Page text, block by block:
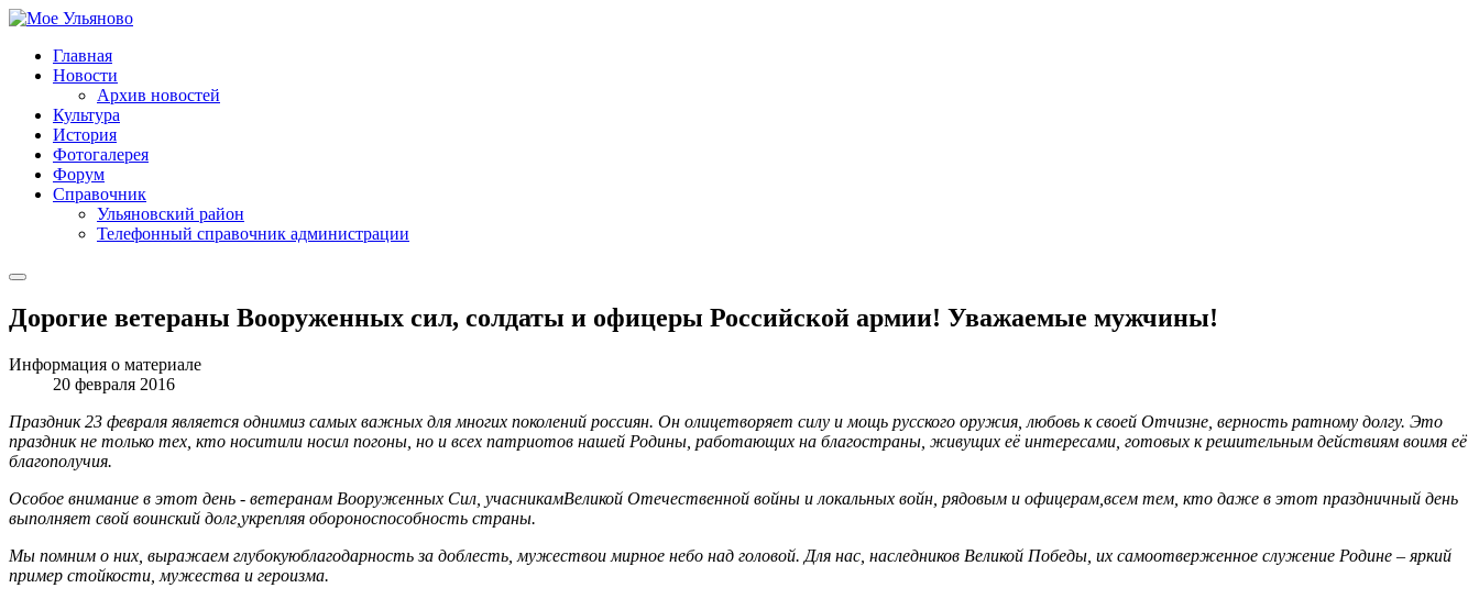
Главная
Новости
Архив новостей
Культура
История
Фотогалерея
Форум
Справочник
Ульяновский район
Телефонный справочник администрации
Дорогие ветераны Вооруженных сил, солдаты и офицеры Российской армии! Уважаемые мужчины!
Информация о материале
20 февраля 2016
Праздник 23 февраля является однимиз самых важных для многих поколений россиян. Он олицетворяет силу и мощь русского оружия, любовь к своей Отчизне, верность ратному долгу. Это
праздник не только тех, кто носитили носил погоны, но и всех патриотов нашей Родины, работающих на благостраны, живущих её интересами, готовых к решительным действиям воимя её
благополучия.
Особое внимание в этот день - ветеранам Вооруженных Сил, учасникамВеликой Отечественной войны и локальных войн, рядовым и офицерам, всем тем, кто даже в этот праздничный день
выполняет свой воинский долг,укрепляя обороноспособность страны.
Мы помним о них, выражаем глубокуюблагодарность за доблесть, мужествои мирное небо над головой. Для нас, наследников Великой Победы, их самоотверженное служение Родине – яркий
пример стойкости, мужества и героизма.